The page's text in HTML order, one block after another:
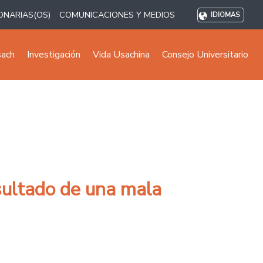
COMUNICACIONES Y MEDIOS IDIOMAS
Investigación Vida Usachina Consejo Universitario
de una mala